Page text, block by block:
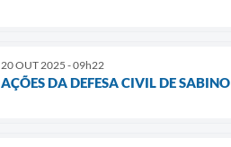
20 OUT 2025 - 09h22
AÇÕES DA DEFESA CIVIL DE SABINO